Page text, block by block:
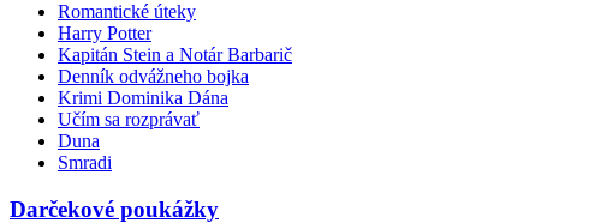
Romantické úteky
Harry Potter
Kapitán Stein a Notár Barbarič
Denník odvážneho bojka
Krimi Dominika Dána
Učím sa rozprávať
Duna
Smradi
Darčekové poukážky